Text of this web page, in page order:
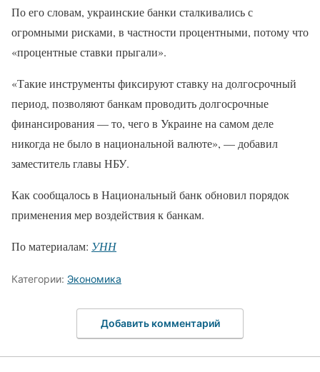
По его словам, украинские банки сталкивались с
огромными рисками, в частности процентными, потому что
«процентные ставки прыгали».
«Такие инструменты фиксируют ставку на долгосрочный
период, позволяют банкам проводить долгосрочные
финансирования — то, чего в Украине на самом деле
никогда не было в национальной валюте», — добавил
заместитель главы НБУ.
Как сообщалось в Национальный банк обновил порядок
применения мер воздействия к банкам.
По материалам: УНН
Категории: Экономика
Добавить комментарий